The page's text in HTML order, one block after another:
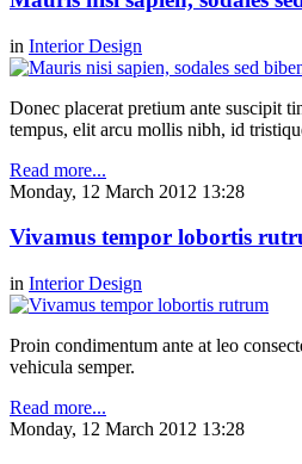
in Interior Design
Donec placerat pretium ante suscipit
tempus, elit arcu mollis nibh, id
Read more...
Monday, 12 March 2012 13:28
Vivamus tempor lobortis
in Interior Design
Proin condimentum ante at leo
vehicula semper.
Read more...
Monday, 12 March 2012 13:28